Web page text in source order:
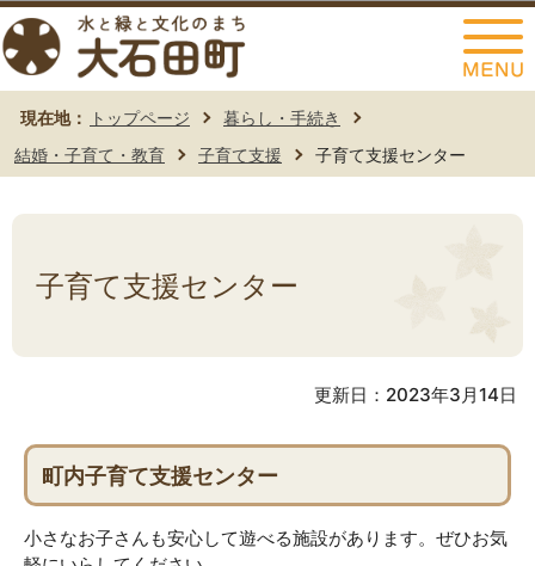
このページの本文へ移動
現在地： トップページ
暮らし・手続き
結婚・子育て・教育
子育て支援 子育て支援センター
子育て支援センター
更新日：2023年3月14日
町内子育て支援センター
小さなお子さんも安心して遊べる施設があります。ぜひお気